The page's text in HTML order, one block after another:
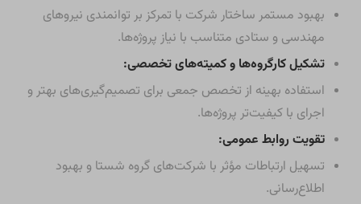
بهبود مستمر ساختار شرکت با تمرکز بر توانمندی نیروهای
مهندسی و ستادی متناسب با نیاز پروژه‌ها.
تشکیل کارگروه‌ها و کمیته‌های تخصصی:
استفاده بهینه از تخصص جمعی برای تصمیم‌گیری‌های بهتر و
اجرای با کیفیت‌تر پروژه‌ها.
تقویت روابط عمومی:
تسهیل ارتباطات مؤثر با شرکت‌های گروه شستا و بهبود
اطلاع‌رسانی.